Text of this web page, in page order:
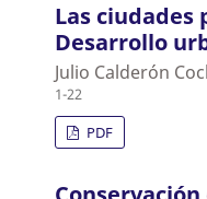
Las ciudades
Desarrollo
Julio Calderón
1-22
PDF